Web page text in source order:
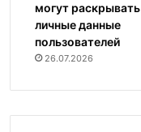
могут раскрывать
личные данные
пользователей
26.07.2026